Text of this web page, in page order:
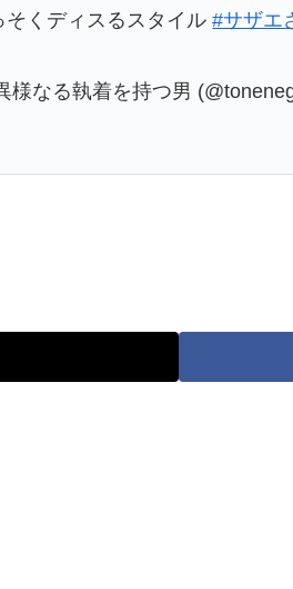
そくディスるスタイル#サザエ
なる執着を持つ男